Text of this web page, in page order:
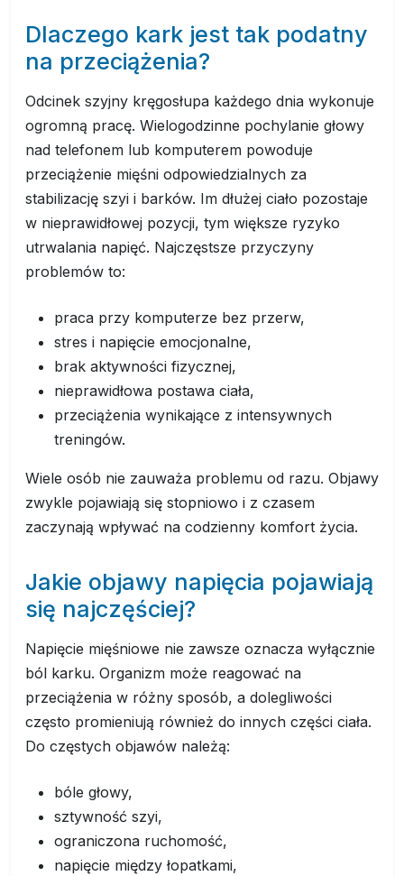
Dlaczego kark jest tak podatny
na przeciążenia?
Odcinek szyjny kręgosłupa każdego dnia wykonuje
ogromną pracę. Wielogodzinne pochylanie głowy
nad telefonem lub komputerem powoduje
przeciążenie mięśni odpowiedzialnych za
stabilizację szyi i barków. Im dłużej ciało pozostaje
w nieprawidłowej pozycji, tym większe ryzyko
utrwalania napięć. Najczęstsze przyczyny
problemów to:
praca przy komputerze bez przerw,
stres i napięcie emocjonalne,
brak aktywności fizycznej,
nieprawidłowa postawa ciała,
przeciążenia wynikające z intensywnych
treningów.
Wiele osób nie zauważa problemu od razu. Objawy
zwykle pojawiają się stopniowo i z czasem
zaczynają wpływać na codzienny komfort życia.
Jakie objawy napięcia pojawiają
się najczęściej?
Napięcie mięśniowe nie zawsze oznacza wyłącznie
ból karku. Organizm może reagować na
przeciążenia w różny sposób, a dolegliwości
często promieniują również do innych części ciała.
Do częstych objawów należą:
bóle głowy,
sztywność szyi,
ograniczona ruchomość,
napięcie między łopatkami,